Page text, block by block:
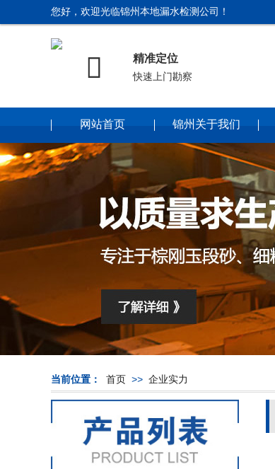
您好，欢迎光临锦州本地漏水检测公司！
 精准定位
快速上门勘察
网站首页 锦州关于我们
当前位置： 首页 >> 企业实力